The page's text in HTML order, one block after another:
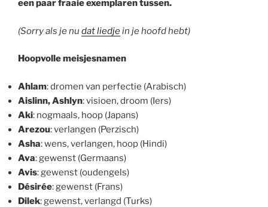
een paar fraaie exemplaren tussen.
(Sorry als je nu dat liedjein je hoofd hebt)
Hoopvolle meisjesnamen
Ahlam: dromen van perfectie (Arabisch)
Aislinn, Ashlyn: visioen, droom (Iers)
Aki: nogmaals, hoop (Japans)
Arezou: verlangen (Perzisch)
Asha: wens, verlangen, hoop (Hindi)
Ava: gewenst (Germaans)
Avis: gewenst (oudengels)
Désirée: gewenst (Frans)
Dilek: gewenst, verlangd (Turks)